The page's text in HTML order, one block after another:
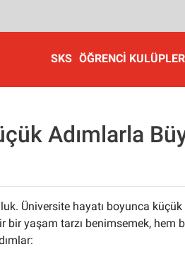
SKS ÖĞRENCI
Adımlarla
Üniversite hayatı boyunca
yaşam tarzı benimsemek, hem